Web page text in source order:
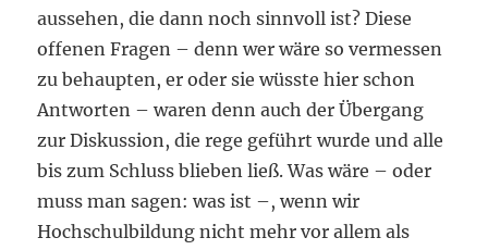
aussehen, die dann noch sinnvoll ist? Diese
offenen Fragen – denn wer wäre so vermessen
zu behaupten, er oder sie wüsste hier schon
Antworten – waren denn auch der Übergang
zur Diskussion, die rege geführt wurde und alle
bis zum Schluss blieben ließ. Was wäre – oder
muss man sagen: was ist –, wenn wir
Hochschulbildung nicht mehr vor allem als